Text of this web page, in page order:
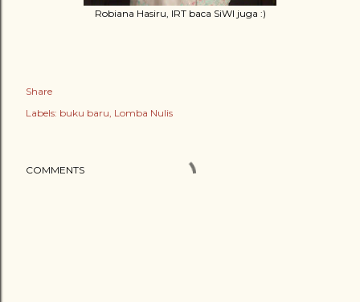
Robiana Hasiru, IRT baca SiWI juga :)
Share
Labels: buku baru Lomba Nulis
COMMENTS